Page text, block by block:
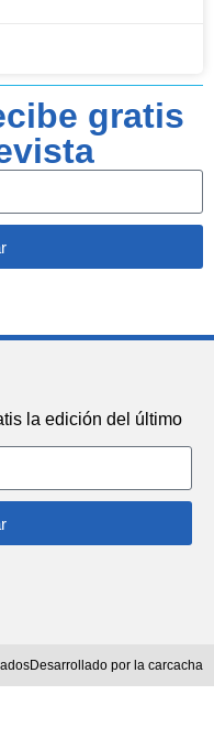
gratis
la edición del último
Desarrollado por la carcacha